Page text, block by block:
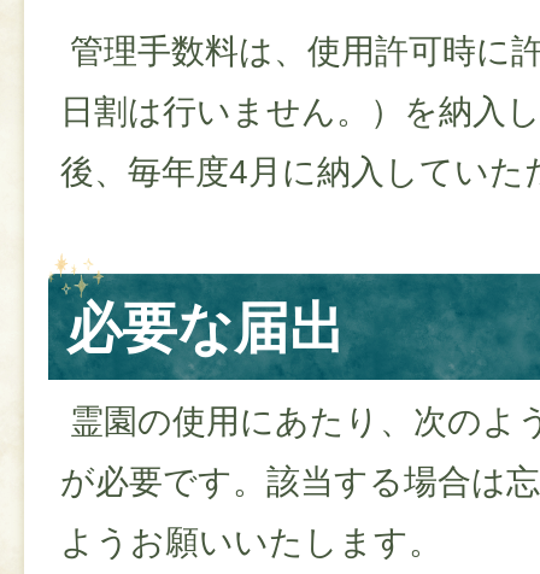
管理手数料は、使用許可時に
日割は行いません。）を納入
後、毎年度4月に納入していた
必要な届出
霊園の使用にあたり、次のよ
が必要です。該当する場合は
ようお願いいたします。